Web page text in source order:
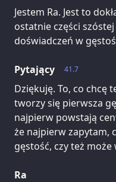
Jestem Ra. Jest to
ostatnie części
doświadczeń w
41.7
Pytający
Dziękuję. To, co chcę
tworzy się pierwsza
najpierw powstają
że najpierw zapytam,
gęstość, czy też
Ra